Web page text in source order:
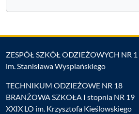
ZESPÓŁ SZKÓŁ ODZIEŻOWYCH NR 1
im. Stanisława Wyspiańskiego
TECHNIKUM ODZIEŻOWE NR 18
BRANŻOWA SZKOŁA I stopnia NR 19
XXIX LO im. Krzysztofa Kieślowskiego